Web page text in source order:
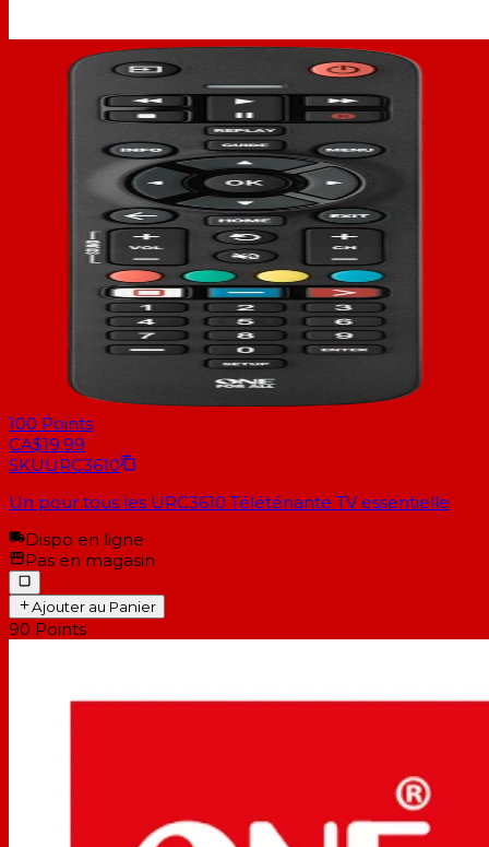
100 Points
CA$19.99
SKUURC3610
Un pour tous les URC3610 Téléténante TV essentielle
Dispo en ligne
Pas en magasin
Ajouter au Panier
90 Points